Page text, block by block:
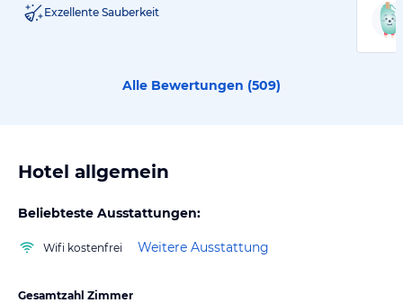
Exzellente Sauberkeit
Alle Bewertungen (509)
Hotel allgemein
Beliebteste Ausstattungen:
Wifi kostenfrei Weitere Ausstattung
Gesamtzahl Zimmer